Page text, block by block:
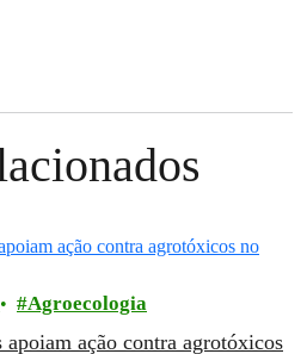
Agroecologia
apoiam ação contra agrotóxicos